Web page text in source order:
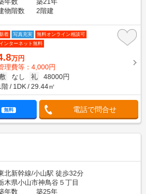
物階数
2階建
着 写真充実
無料オンライン相談可
インターネット無料
万円
理費等：4,000円
敷
なし 礼
48000円
階
1DK 29.44㎡
無料 電話で問合せ
北新幹線/小山駅 徒歩32分
木県小山市神鳥谷５丁目
年数
築25年